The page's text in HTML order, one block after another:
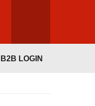
B2B LOGIN